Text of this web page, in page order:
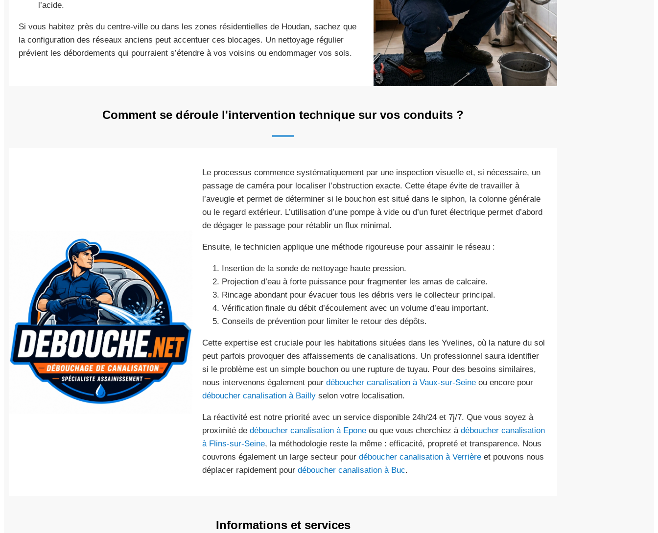
l’acide.
Si vous habitez près du centre-ville ou dans les zones résidentielles de Houdan, sachez que
la configuration des réseaux anciens peut accentuer ces blocages. Un nettoyage régulier
prévient les débordements qui pourraient s’étendre à vos voisins ou endommager vos sols.
Comment se déroule l'intervention technique sur vos conduits ?
Le processus commence systématiquement par une inspection visuelle et, si nécessaire, un
passage de caméra pour localiser l’obstruction exacte. Cette étape évite de travailler à
l’aveugle et permet de déterminer si le bouchon est situé dans le siphon, la colonne générale
ou le regard extérieur. L’utilisation d’une pompe à vide ou d’un furet électrique permet d’abord
de dégager le passage pour rétablir un flux minimal.
Ensuite, le technicien applique une méthode rigoureuse pour assainir le réseau :
Insertion de la sonde de nettoyage haute pression.
Projection d’eau à forte puissance pour fragmenter les amas de calcaire.
Rincage abondant pour évacuer tous les débris vers le collecteur principal.
Vérification finale du débit d’écoulement avec un volume d’eau important.
Conseils de prévention pour limiter le retour des dépôts.
Cette expertise est cruciale pour les habitations situées dans les Yvelines, où la nature du sol
peut parfois provoquer des affaissements de canalisations. Un professionnel saura identifier
si le problème est un simple bouchon ou une rupture de tuyau. Pour des besoins similaires,
nous intervenons également pour déboucher canalisation à Vaux-sur-Seineou encore pour
déboucher canalisation à Baillyselon votre localisation.
La réactivité est notre priorité avec un service disponible 24h/24 et 7j/7. Que vous soyez à
proximité de déboucher canalisation à Eponeou que vous cherchiez à déboucher canalisation
à Flins-sur-Seine, la méthodologie reste la même : efficacité, propreté et transparence. Nous
couvrons également un large secteur pour déboucher canalisation à Verrièreet pouvons nous
déplacer rapidement pour déboucher canalisation à Buc.
Informations et services